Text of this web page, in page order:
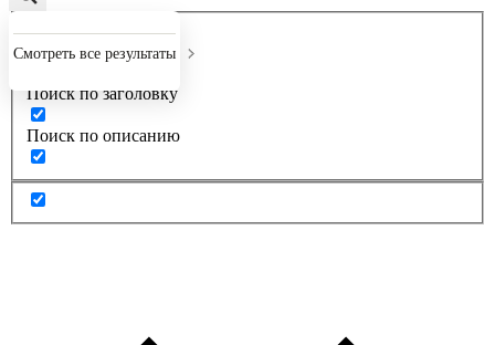
Смотреть все результаты
Точное совпадение
Поиск по заголовку
Поиск по описанию